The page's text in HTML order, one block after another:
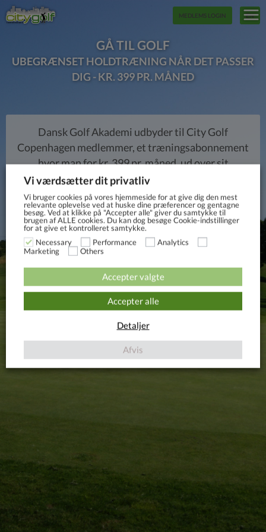
MEDLEMS LOGIN EN
GÅ TIL GOLF
UBEGRÆNSET HOLDTRÆNING NÅR DET PASSER
DIG - KR. 399 PR. MÅNED
Dansk Golf Akademi udbyder til City Golf
Copenhagen medlemmer, et træningsabonnement
hvor man for kr. 399 pr. måned, ud over sit
medlemskab i City Golf Copenhagen, kan modtage
ubegrænset træning på de skemalagte træningshold
i løbet af ugen. En mulighed der med garanti vil
forbedre dit golfspil. Holdtræningerne foregår
typisk efter arbejdstid og henvender sig til alle aldre
INTERESSERET TRÆNINGSVIDEO
Vi værdsætter dit privatliv
Vi bruger cookies på vores hjemmeside for at give dig den mest
relevante oplevelse ved at huske dine præferencer og gentagne
besøg. Ved at klikke på "Accepter alle" giver du samtykke til
brugen af ​​ALLE cookies. Du kan dog besøge Cookie-indstillinger
for at give et kontrolleret samtykke.
Necessary
Performance
Analytics
Marketing
Others
Accepter alle
Accepter valgte
Afvis
Detaljer